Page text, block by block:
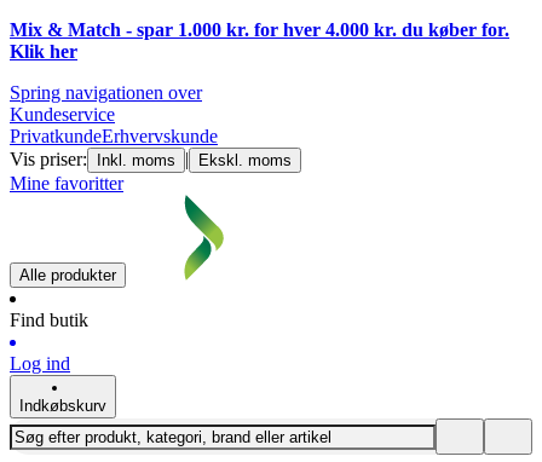
Mix & Match - spar 1.000 kr. for hver 4.000 kr. du køber for.
Klik her
Spring navigationen over
Kundeservice
PrivatkundeErhvervskunde
Vis priser:
Inkl. moms | Ekskl. moms
Mine favoritter
Alle produkter
Find butik
Log ind
Indkøbskurv